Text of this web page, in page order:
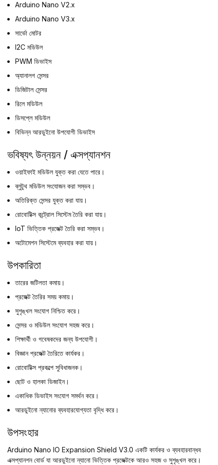
Arduino Nano V2.x
Arduino Nano V3.x
সার্ভো মোটর
I2C মডিউল
PWM ডিভাইস
অ্যানালগ সেন্সর
ডিজিটাল সেন্সর
রিলে মডিউল
ডিসপ্লে মডিউল
বিভিন্ন আরডুইনো উপযোগী ডিভাইস
ভবিষ্যৎ উন্নয়ন / এক্সপ্যানশন
ওয়াইফাই মডিউল যুক্ত করা যেতে পারে।
ব্লুটুথ মডিউল সংযোজন করা সম্ভব।
অতিরিক্ত সেন্সর যুক্ত করা যায়।
রোবোটিক্স কন্ট্রোল সিস্টেম তৈরি করা যায়।
IoT ভিত্তিক প্রজেক্ট তৈরি করা সম্ভব।
অটোমেশন সিস্টেমে ব্যবহার করা যায়।
উপকারিতা
তারের জটিলতা কমায়।
প্রজেক্ট তৈরির সময় কমায়।
সুশৃঙ্খল সংযোগ নিশ্চিত করে।
সেন্সর ও মডিউল সংযোগ সহজ করে।
শিক্ষার্থী ও গবেষকদের জন্য উপযোগী।
বিজ্ঞান প্রজেক্ট তৈরিতে কার্যকর।
রোবোটিক্স প্রকল্পে সুবিধাজনক।
ছোট ও হালকা ডিজাইন।
একাধিক ডিভাইস সংযোগ সমর্থন করে।
আরডুইনো ন্যানোর ব্যবহারযোগ্যতা বৃদ্ধি করে।
উপসংহার
Arduino Nano IO Expansion Shield V3.0 একটি কার্যকর ও ব্যবহারবান্ধব
এক্সপ্যানশন বোর্ড যা আরডুইনো ন্যানো ভিত্তিক প্রজেক্টকে আরও সহজ ও সুশৃঙ্খল করে।